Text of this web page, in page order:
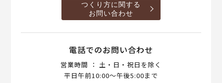
つくり方に関する
お問い合わせ
電話でのお問い合わせ
営業時間 ： 土・日・祝日を除く
平日午前10:00～午後5:00まで